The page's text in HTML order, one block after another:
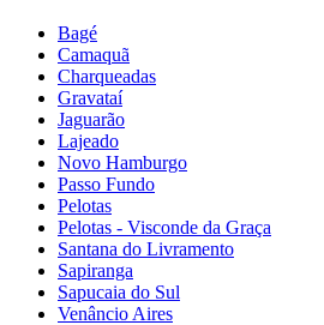
Bagé
Camaquã
Charqueadas
Gravataí
Jaguarão
Lajeado
Novo Hamburgo
Passo Fundo
Pelotas
Pelotas - Visconde da Graça
Santana do Livramento
Sapiranga
Sapucaia do Sul
Venâncio Aires